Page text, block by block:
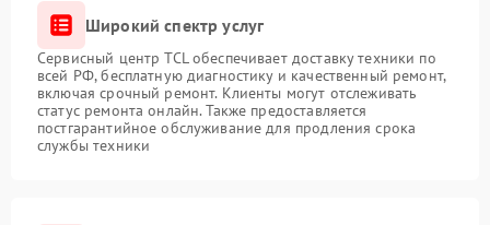
Широкий спектр услуг
Сервисный центр TCL обеспечивает доставку техники по
всей РФ, бесплатную диагностику и качественный ремонт,
включая срочный ремонт. Клиенты могут отслеживать
статус ремонта онлайн. Также предоставляется
постгарантийное обслуживание для продления срока
службы техники